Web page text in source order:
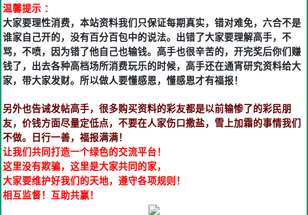
温馨提示 ：
大家要理性消费，本站资料我们只保证每期真实，错对难免，六合不是
谁家自己开的，没有百分百包中的说法。出错了大家要理解高手，不
骂，不喷，因为错了他自己也输钱。高手也很辛苦的，开完奖后你们赚
钱了，出去各种高档场所消费玩乐的时候，高手还在通宵研究资料给大
家，带大家发财。所以做人要懂感恩，懂感恩才有福报！
另外也告诫发帖高手，很多购买资料的彩友都是以前输惨了的彩民朋
友，价钱方面尽量定低点，不要在人家伤口撒盐，雪上加霜的事情我们
不做。日行一善，福报满满！
让我们共同打造一个绿色的交流平台！
这里没有欺骗，这里是大家共同的家，
大家要维护好我们的天地，遵守各项规则！
相互监督！互助共赢！